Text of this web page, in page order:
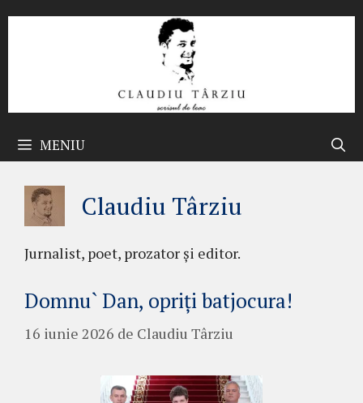
MENIU
Claudiu Târziu
Jurnalist, poet, prozator şi editor.
Domnu` Dan, opriți batjocura!
16 iunie 2026 de Claudiu Târziu